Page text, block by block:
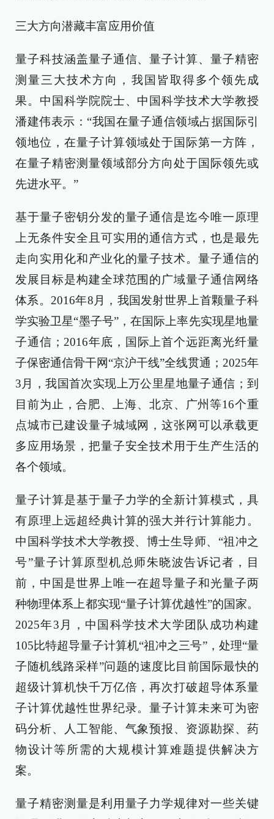
三大方向潜藏丰富应用价值
量子科技涵盖量子通信、量子计算、量子精密
测量三大技术方向，我国皆取得多个领先成
果。中国科学院院士、中国科学技术大学教授
潘建伟表示：“我国在量子通信领域占据国际引
领地位，在量子计算领域处于国际第一方阵，
在量子精密测量领域部分方向处于国际领先或
先进水平。”
基于量子密钥分发的量子通信是迄今唯一原理
上无条件安全且可实用的通信方式，也是最先
走向实用化和产业化的量子技术。量子通信的
发展目标是构建全球范围的广域量子通信网络
体系。2016年8月，我国发射世界上首颗量子科
学实验卫星“墨子号”，在国际上率先实现星地量
子通信；2016年底，国际上首个远距离光纤量
子保密通信骨干网“京沪干线”全线贯通；2025年
3月，我国首次实现上万公里星地量子通信；到
目前为止，合肥、上海、北京、广州等16个重
点城市已建设量子城域网，这张网可以承载更
多应用场景，把量子安全技术用于生产生活的
各个领域。
量子计算是基于量子力学的全新计算模式，具
有原理上远超经典计算的强大并行计算能力。
中国科学技术大学教授、博士生导师、“祖冲之
号”量子计算原型机总师朱晓波告诉记者，目
前，中国是世界上唯一在超导量子和光量子两
种物理体系上都实现“量子计算优越性”的国家。
2025年3月，中国科学技术大学团队成功构建
105比特超导量子计算机“祖冲之三号”，处理“量
子随机线路采样”问题的速度比目前国际最快的
超级计算机快千万亿倍，再次打破超导体系量
子计算优越性世界纪录。量子计算未来可为密
码分析、人工智能、气象预报、资源勘探、药
物设计等所需的大规模计算难题提供解决方
案。
量子精密测量是利用量子力学规律对一些关键